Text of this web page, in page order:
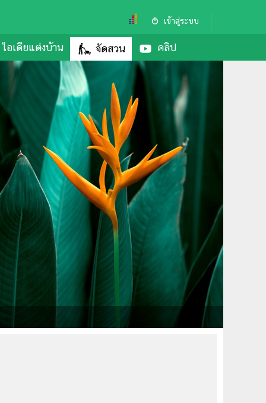
เข้าสู่ระบบ
ไอเดียแต่งบ้าน จัดสวน คลิป